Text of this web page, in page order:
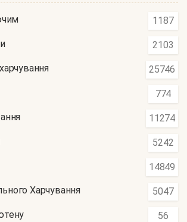
1187
2103
25746
774
11274
5242
14849
Харчування 5047
56